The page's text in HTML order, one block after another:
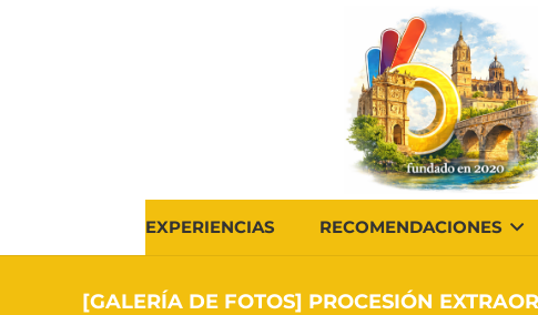
EXPERIENCIAS RECOMENDACIONES
[GALERÍA DE FOTOS] PROCESIÓN